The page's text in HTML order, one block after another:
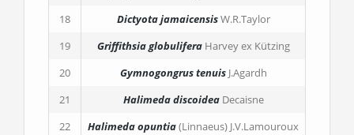
18
Dictyota jamaicensisW.R.Taylor
19
Griffithsia globulifera Harvey ex Kützing
20
Gymnogongrus tenuis J.Agardh
21
Halimeda discoidea Decaisne
22
Halimeda opuntia(Linnaeus) J.V.Lamouroux